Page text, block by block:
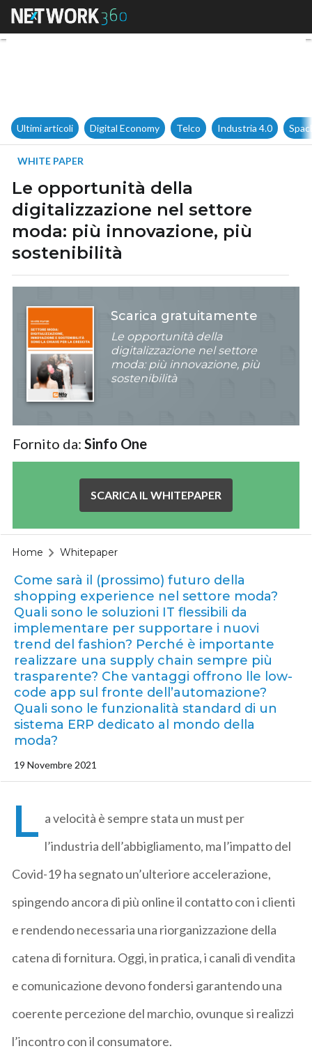
Le opportunità della
Ultimi articoli Digital Economy Telco Industria 4.0
WHITE PAPER
Le opportunità della
digitalizzazione nel settore
moda: più innovazione, più
sostenibilità
Scarica gratuitamente
Le opportunità della
digitalizzazione nel settore
moda: più innovazione, più
sostenibilità
Fornito da:Sinfo One
SCARICA IL WHITEPAPER
Home Whitepaper
Come sarà il (prossimo) futuro della
shopping experience nel settore moda?
Quali sono le soluzioni IT flessibili da
implementare per supportare i nuovi
trend del fashion? Perché è importante
realizzare una supply chain sempre più
trasparente? Che vantaggi offrono lle low-
code app sul fronte dell’automazione?
Quali sono le funzionalità standard di un
sistema ERP dedicato al mondo della
moda?
19 Novembre 2021
L a velocità è sempre stata un must per
l’industria dell’abbigliamento, ma l’impatto del
Covid-19 ha segnato un’ulteriore accelerazione,
spingendo ancora di più online il contatto con i clienti
e rendendo necessaria una riorganizzazione della
catena di fornitura. Oggi, in pratica, i canali di vendita
e comunicazione devono fondersi garantendo una
coerente percezione del marchio, ovunque si realizzi
l’incontro con il consumatore.